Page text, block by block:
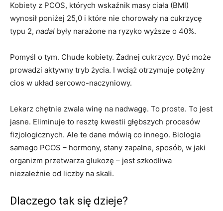
Kobiety z PCOS, których wskaźnik masy ciała (BMI)
wynosił poniżej 25,0 i które nie chorowały na cukrzycę
typu 2, nadal były narażone na ryzyko wyższe o 40%.
Pomyśl o tym. Chude kobiety. Żadnej cukrzycy. Być może
prowadzi aktywny tryb życia. I wciąż otrzymuje potężny
cios w układ sercowo-naczyniowy.
Lekarz chętnie zwala winę na nadwagę. To proste. To jest
jasne. Eliminuje to resztę kwestii głębszych procesów
fizjologicznych. Ale te dane mówią co innego. Biologia
samego PCOS – hormony, stany zapalne, sposób, w jaki
organizm przetwarza glukozę – jest szkodliwa
niezależnie od liczby na skali.
Dlaczego tak się dzieje?